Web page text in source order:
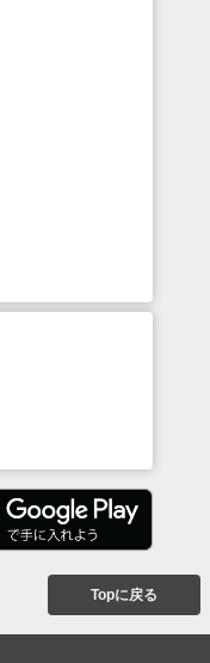
Topに戻る